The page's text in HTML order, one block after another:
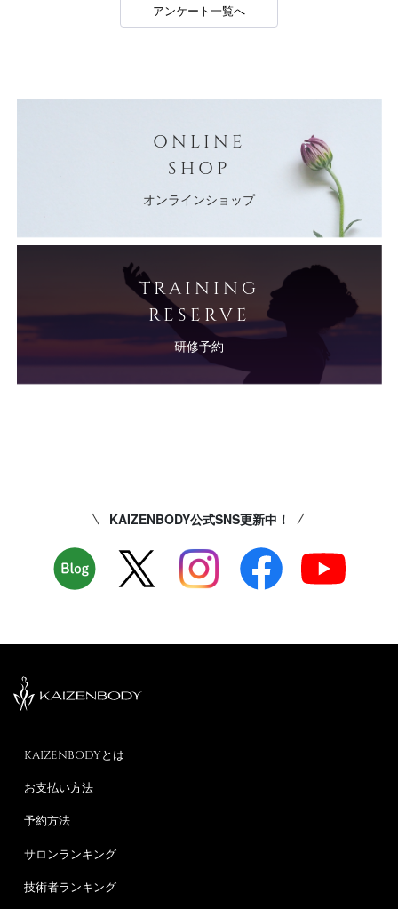
アンケート一覧へ
ONLINE
SHOP
オンラインショップ
TRAINING
RESERVE
研修予約
KAIZENBODY公式SNS更新中！
KAIZENBODYとは
お支払い方法
予約方法
サロンランキング
技術者ランキング